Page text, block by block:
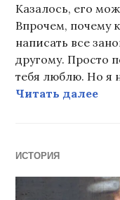
Казалось, его
Впрочем, почему
написать все
другому. Просто
тебя люблю. Но я
Читать далее
ИСТОРИЯ